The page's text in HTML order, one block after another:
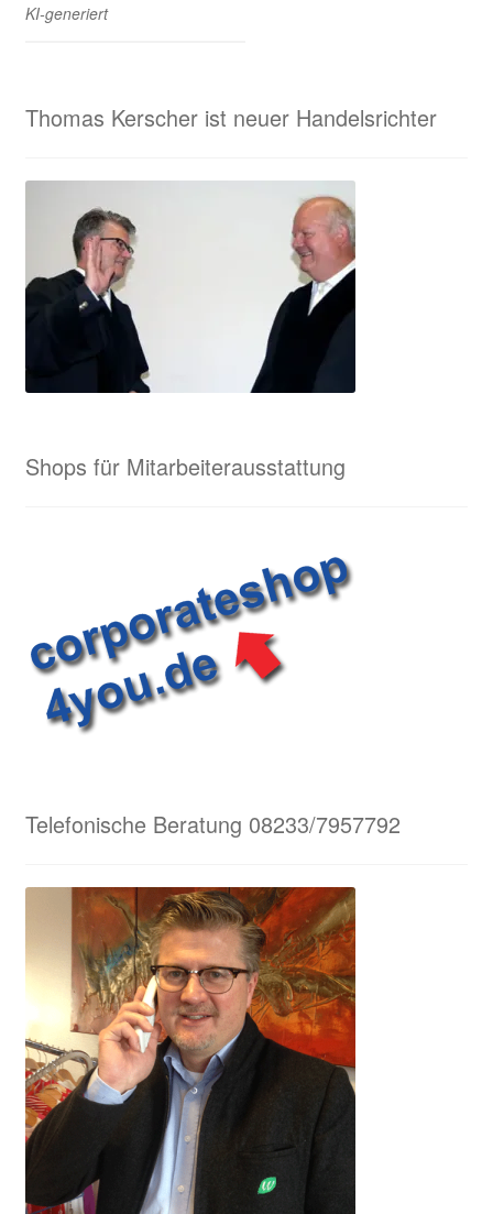
KI-generiert
Thomas Kerscher ist neuer Handelsrichter
Shops für Mitarbeiterausstattung
Telefonische Beratung 08233/7957792